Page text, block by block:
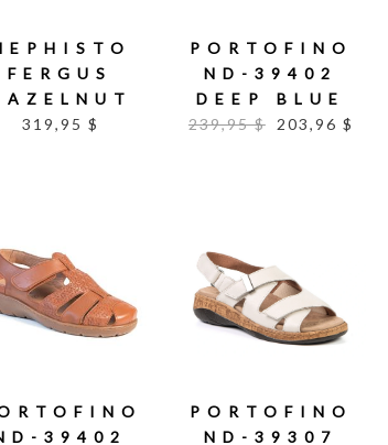
FERGUS
319,95 $
PORTOFINO
ND-39402
DEEP BLUE
239,95 $
203,96 $
39402
PORTOFINO
ND-39307